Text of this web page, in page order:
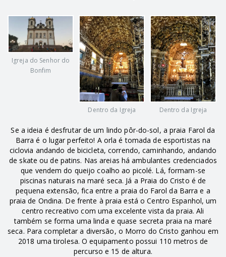
Igreja do Senhor do
Bonfim
Dentro da Igreja Dentro da Igreja
Se a ideia é desfrutar de um lindo pôr-do-sol, a praia Farol da
Barra é o lugar perfeito! A orla é tomada de esportistas na
ciclovia andando de bicicleta, correndo, caminhando, andando
de skate ou de patins. Nas areias há ambulantes credenciados
que vendem do queijo coalho ao picolé. Lá, formam-se
piscinas naturais na maré seca. Já a Praia do Cristo é de
pequena extensão, fica entre a praia do Farol da Barra e a
praia de Ondina. De frente à praia está o Centro Espanhol, um
centro recreativo com uma excelente vista da praia. Ali
também se forma uma linda e quase secreta praia na maré
seca. Para completar a diversão, o Morro do Cristo ganhou em
2018 uma tirolesa. O equipamento possui 110 metros de
percurso e 15 de altura.